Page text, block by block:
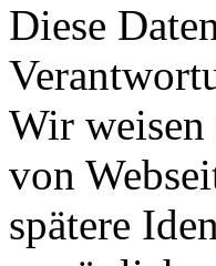
Diese
Wir weisen
von
spätere